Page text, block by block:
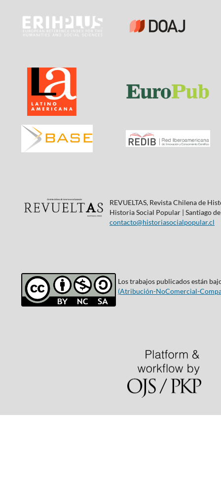
REVUELTAS, Revista Chilena de
Historia Social Popular | Santiago
contacto@historiasocialpopular.cl
Los trabajos publicados están
(Atribución-NoComercial-